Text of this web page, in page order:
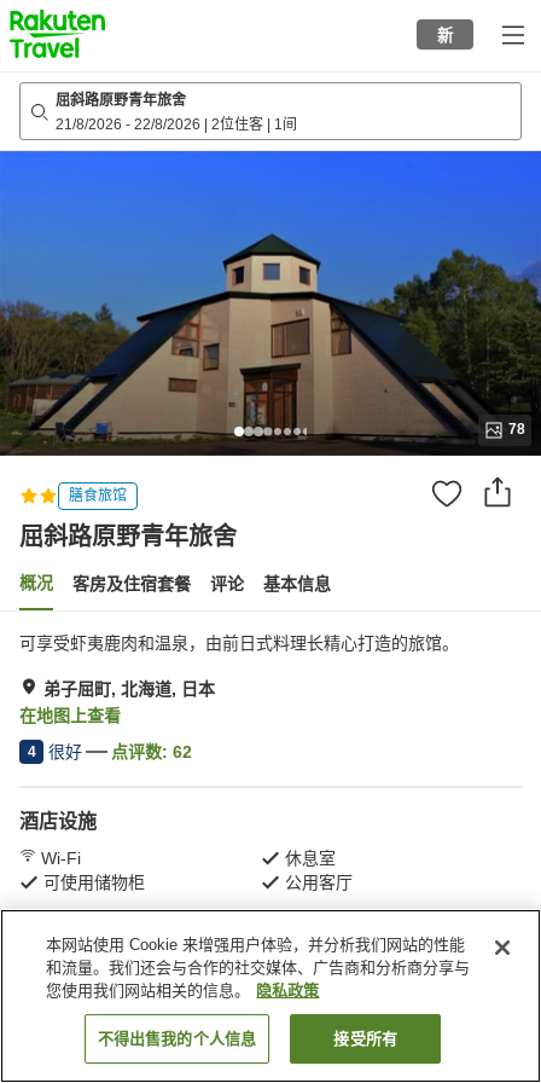
to
top
page
新
屈斜路原野青年旅舍
21/8/2026 - 22/8/2026 2位住客 1间
78
膳食旅馆
屈斜路原野青年旅舍
概况 客房及住宿套餐 评论 基本信息
可享受虾夷鹿肉和温泉，由前日式料理长精心打造的旅馆。
弟子屈町, 北海道, 日本
在地图上查看
4 很好 点评数: 62
酒店设施
Wi-Fi
休息室
可使用储物柜
公用客厅
首页 日本 北海道 弟子屈町 屈斜路原野青年旅舍
搜索客房
本网站使用 Cookie 来增强用户体验，并分析我们网站的性能
和流量。我们还会与合作的社交媒体、广告商和分析商分享与
您使用我们网站相关的信息。
隐私政策
不得出售我的个人信息 接受所有